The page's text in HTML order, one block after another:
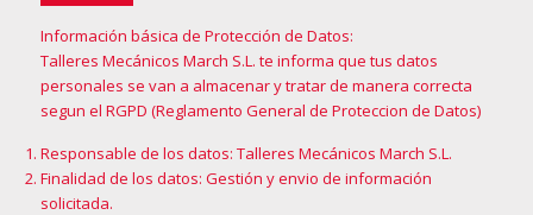
Información básica de Protección de Datos:
Talleres Mecánicos March S.L. te informa que tus datos
personales se van a almacenar y tratar de manera correcta
segun el RGPD (Reglamento General de Proteccion de Datos)
Responsable de los datos: Talleres Mecánicos March S.L.
Finalidad de los datos: Gestión y envio de información
solicitada.